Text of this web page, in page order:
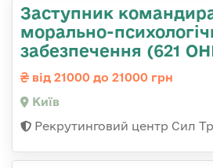
Заступник
морально-
забезпечення (621
від 21000 до 21000 грн
Київ
Рекрутинговий центр Сил